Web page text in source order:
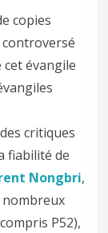
copies
controversé
évangile
critiques
fiabilité de
Nongbri,
nombreux
P52),